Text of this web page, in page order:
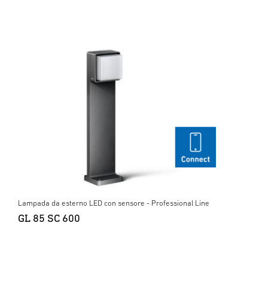
Lampada da esterno LED con sensore - Professional Line
GL 85 SC 600